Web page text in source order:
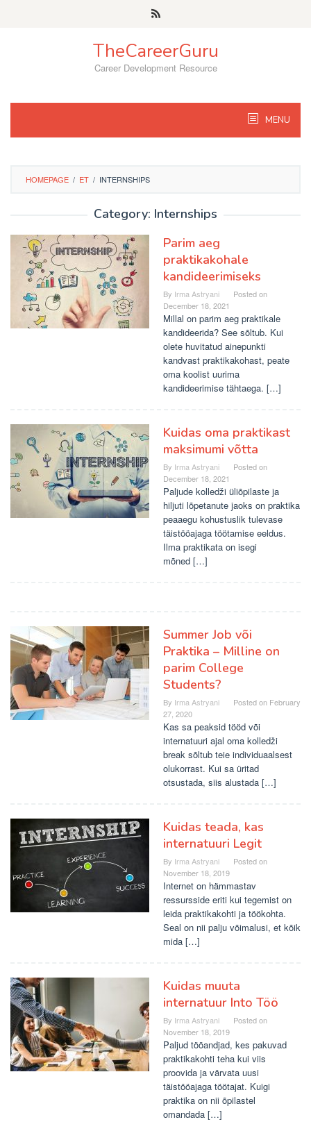
TheCareerGuru
Career Development Resource
MENU
HOMEPAGE / ET / INTERNSHIPS
Category: Internships
Parim aeg
praktikakohale
kandideerimiseks
By Irma Astryani
Posted on
December 18, 2021
Millal on parim aeg praktikale
kandideerida? See sõltub. Kui
olete huvitatud ainepunkti
kandvast praktikakohast, peate
oma koolist uurima
kandideerimise tähtaega. […]
Kuidas oma praktikast
maksimumi võtta
By Irma Astryani
Posted on
December 18, 2021
Paljude kolledži üliõpilaste ja
hiljuti lõpetanute jaoks on praktika
peaaegu kohustuslik tulevase
täistööajaga töötamise eeldus.
Ilma praktikata on isegi
mõned […]
Summer Job või
Praktika – Milline on
parim College
Students?
By Irma Astryani Posted on February
27, 2020
Kas sa peaksid tööd või
internatuuri ajal oma kolledži
break sõltub teie individuaalsest
olukorrast. Kui sa üritad
otsustada, siis alustada […]
Kuidas teada, kas
internatuuri Legit
By Irma Astryani
Posted on
November 18, 2019
Internet on hämmastav
ressursside eriti kui tegemist on
leida praktikakohti ja töökohta.
Seal on nii palju võimalusi, et kõik
mida […]
Kuidas muuta
internatuur Into Töö
By Irma Astryani
Posted on
November 18, 2019
Paljud tööandjad, kes pakuvad
praktikakohti teha kui viis
proovida ja värvata uusi
täistööajaga töötajat. Kuigi
praktika on nii õpilastel
omandada […]